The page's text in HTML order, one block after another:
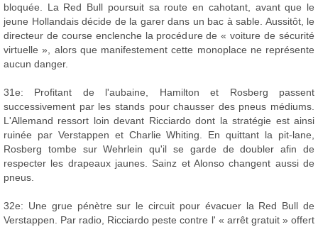
bloquée. La Red Bull poursuit sa route en cahotant, avant que le
jeune Hollandais décide de la garer dans un bac à sable. Aussitôt, le
directeur de course enclenche la procédure de « voiture de sécurité
virtuelle », alors que manifestement cette monoplace ne représente
aucun danger.
31e: Profitant de l'aubaine, Hamilton et Rosberg passent
successivement par les stands pour chausser des pneus médiums.
L'Allemand ressort loin devant Ricciardo dont la stratégie est ainsi
ruinée par Verstappen et Charlie Whiting. En quittant la pit-lane,
Rosberg tombe sur Wehrlein qu'il se garde de doubler afin de
respecter les drapeaux jaunes. Sainz et Alonso changent aussi de
pneus.
32e: Une grue pénètre sur le circuit pour évacuer la Red Bull de
Verstappen. Par radio, Ricciardo peste contre l' « arrêt gratuit » offert